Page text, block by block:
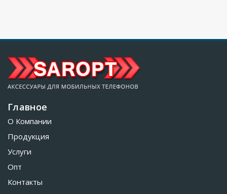
Главное
О Компании
Продукция
Услуги
Опт
Контакты